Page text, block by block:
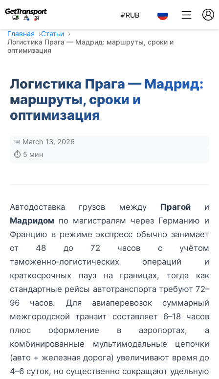
₽RUB
Главная
Статьи
Логистика Прага — Мадрид: маршруты, сроки и
оптимизация
Логистика Прага — Мадрид:
маршруты, сроки и
оптимизация
📅 March 13, 2026
⏱️ 5 мин
Автодоставка грузов между Прагойи
Мадридом по магистралям через Германию и
Францию в режиме экспресс обычно занимает
от 48 до 72 часов с учётом
таможенно‑логистических операций и
краткосрочных пауз на границах, тогда как
стандартные рейсы автотранспорта требуют 72–
96 часов. Для авиаперевозок суммарный
межгородской транзит составляет 6–18 часов
плюс оформление в аэропортах, а
комбинированные мультимодальные цепочки
(авто + железная дорога) увеличивают время до
4–6 суток, но существенно сокращают удельную